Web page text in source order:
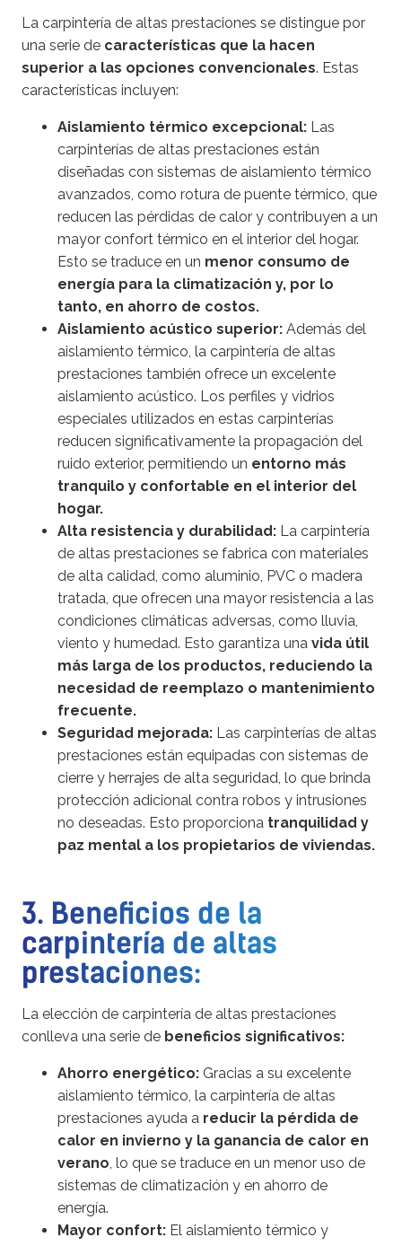
La carpintería de altas prestaciones se distingue por
una serie de características que la hacen
superior a las opciones convencionales. Estas
características incluyen:
Aislamiento térmico excepcional: Las
carpinterías de altas prestaciones están
diseñadas con sistemas de aislamiento térmico
avanzados, como rotura de puente térmico, que
reducen las pérdidas de calor y contribuyen a un
mayor confort térmico en el interior del hogar.
Esto se traduce en un menor consumo de
energía para la climatización y, por lo
tanto, en ahorro de costos.
Aislamiento acústico superior: Además del
aislamiento térmico, la carpintería de altas
prestaciones también ofrece un excelente
aislamiento acústico. Los perfiles y vidrios
especiales utilizados en estas carpinterías
reducen significativamente la propagación del
ruido exterior, permitiendo un entorno más
tranquilo y confortable en el interior del
hogar.
Alta resistencia y durabilidad: La carpintería
de altas prestaciones se fabrica con materiales
de alta calidad, como aluminio, PVC o madera
tratada, que ofrecen una mayor resistencia a las
condiciones climáticas adversas, como lluvia,
viento y humedad. Esto garantiza una vida útil
más larga de los productos, reduciendo la
necesidad de reemplazo o mantenimiento
frecuente.
Seguridad mejorada: Las carpinterías de altas
prestaciones están equipadas con sistemas de
cierre y herrajes de alta seguridad, lo que brinda
protección adicional contra robos y intrusiones
no deseadas. Esto proporciona tranquilidad y
paz mental a los propietarios de viviendas.
3. Beneficios de la
carpintería de altas
prestaciones:
La elección de carpintería de altas prestaciones
conlleva una serie de beneficios significativos:
Ahorro energético: Gracias a su excelente
aislamiento térmico, la carpintería de altas
prestaciones ayuda a reducir la pérdida de
calor en invierno y la ganancia de calor en
verano, lo que se traduce en un menor uso de
sistemas de climatización y en ahorro de
energía.
Mayor confort: El aislamiento térmico y